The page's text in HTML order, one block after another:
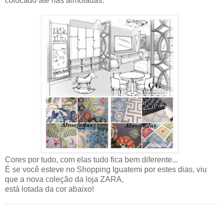
Cores por tudo, com elas tudo fica bem diferente...
É se você esteve no Shopping Iguatemi por estes dias, viu
que a nova coleção da loja ZARA,
está lotada da cor abaixo!